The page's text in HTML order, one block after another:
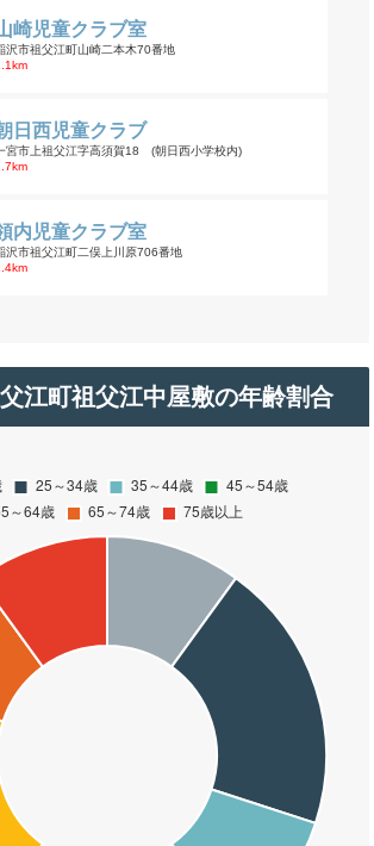
崎児童クラブ室
沢市祖父江町山崎二本木70番地
日西児童クラブ
宮市上祖父江字高須賀18 (朝日西小学校内)
内児童クラブ室
沢市祖父江町二俣上川原706番地
江町祖父江中屋敷の年齢割合